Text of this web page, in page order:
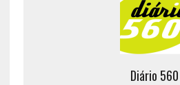
Diário 560